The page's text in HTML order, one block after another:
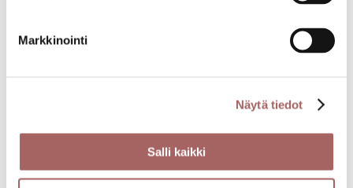
Markkinointi
Näytä tiedot
Salli kaikki
Maksutavat verkkokaupassa